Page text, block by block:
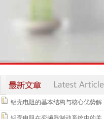
铝壳电阻的基本结构与核心优势解